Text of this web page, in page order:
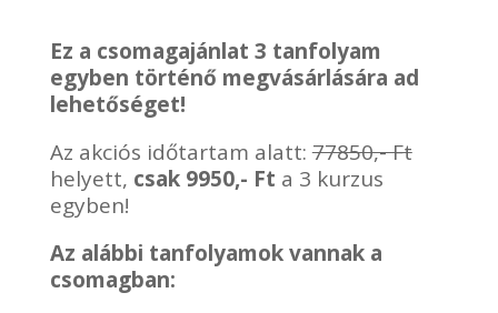
Ez a csomagajánlat 3 tanfolyam
egyben történő megvásárlására ad
lehetőséget!
Az akciós időtartam alatt:77850,- Ft
helyett, csak 9950,- Ft a 3 kurzus
egyben!
Az alábbi tanfolyamok vannak a
csomagban: